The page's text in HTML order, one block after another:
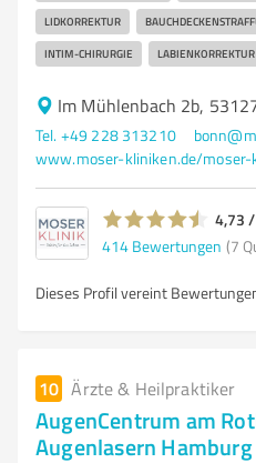
LIDKORREKTUR
INTIM-CHIRURGIE LABIENKORREKTUR
Im Mühlenbach 2b,
Tel. +49 228 313210
4,73
414 Bewertungen (7
Dieses Profil vereint
10 Ärzte & Heilpraktiker
AugenCentrum am
Augenlasern Hamburg